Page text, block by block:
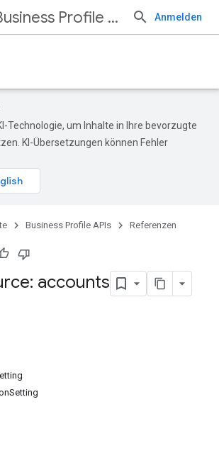
Profile APIs Anmelden
Technologie, um Inhalte in Ihre bevorzugte
KI-Übersetzungen können Fehler
Business Profile APIs Referenzen
accounts